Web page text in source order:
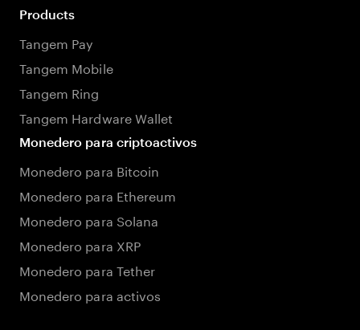
Products
Tangem Pay
Tangem Mobile
Tangem Ring
Tangem Hardware Wallet
Monedero para criptoactivos
Monedero para Bitcoin
Monedero para Ethereum
Monedero para Solana
Monedero para XRP
Monedero para Tether
Monedero para activos